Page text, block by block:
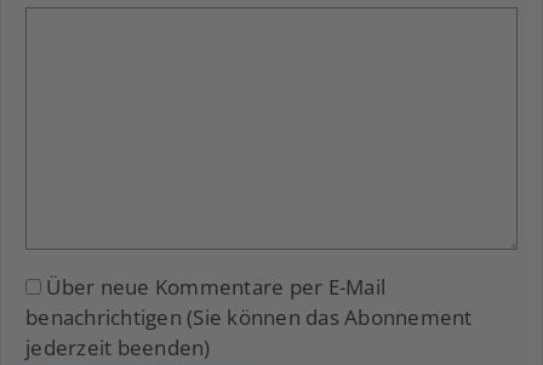
Über neue Kommentare per E-Mail
benachrichtigen (Sie können das Abonnement
jederzeit beenden)